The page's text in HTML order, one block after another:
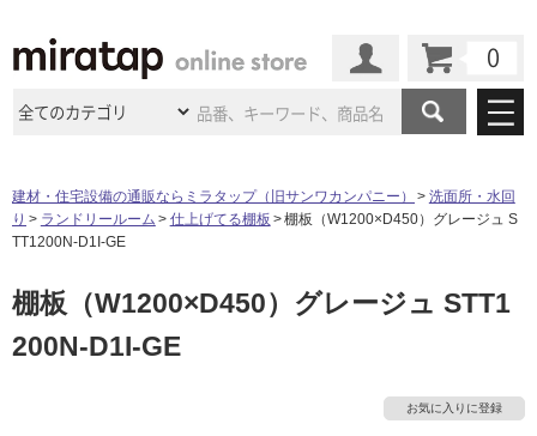
商品カテゴリ
洗面所・水回り
キッチン 浴室（風呂・バスルー
ドア（扉）・建具・玄関
施工事例
施工事例 法人案件納入事例
ミラタップのあるくらし
ショールーム
ショールームのご案内
ショールーム
建材・住宅設備の通販ならミラタップ（旧サンワカンパニー）
洗面所・水回
り
ランドリールーム 仕上げてる棚板
棚板（W1200×D450）グレージュ S
TT1200N-D1I-GE
棚板（W1200×D450）グレージュ STT1
200N-D1I-GE
お気に入りに登録